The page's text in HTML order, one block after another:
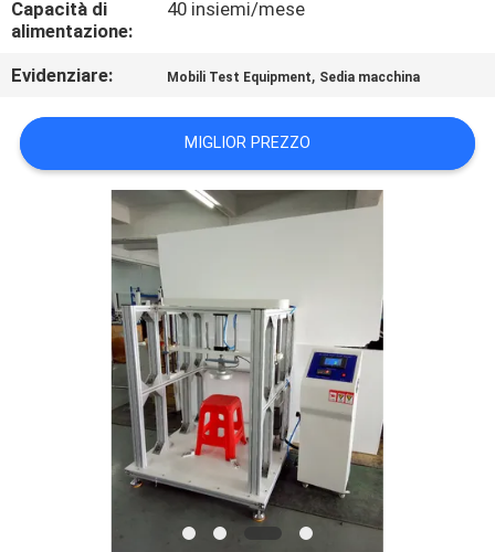
UNA
CITAZIONE
VR
SHOW
SITEMAP
PRIVACY
Capacità di
alimentazione:
40 insiemi/mese
Evidenziare: Mobili Test Equipment, Sedia macchina
MIGLIOR PREZZO